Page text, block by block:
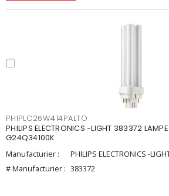
PHIPLC26W414PALTO
PHILIPS ELECTRONICS -LIGHT 383372
G24Q34100K
Manufacturier :
PHILIPS ELECTRONICS -
# Manufacturier : 383372